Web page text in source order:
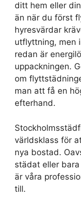
ditt hem eller
än när du först
hyresvärdar
utflyttning, men
redan är
uppackningen.
om
man att få en
efterhand.
världsklass för
nya bostad.
städat eller
är våra
till.